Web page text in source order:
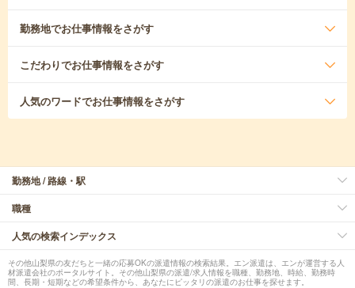
勤務地でお仕事情報をさがす
こだわりでお仕事情報をさがす
人気のワードでお仕事情報をさがす
勤務地 / 路線・駅
職種
人気の検索インデックス
その他山梨県の友だちと一緒の応募OKの派遣情報の検索結果。エン派遣は、エンが運営する人
材派遣会社のポータルサイト。その他山梨県の派遣/求人情報を職種、勤務地、時給、勤務時
間、長期・短期などの希望条件から、あなたにピッタリの派遣のお仕事を探せます。